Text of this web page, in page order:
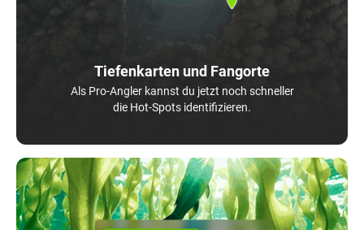
Tiefenkarten und Fangorte
Als Pro-Angler kannst du jetzt noch schneller
die Hot-Spots identifizieren.